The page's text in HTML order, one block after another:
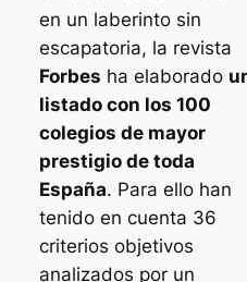
en un laberinto sin
escapatoria, la revista
Forbes ha elaborado
listado con los 100
colegios de mayor
prestigio de toda
España. Para ello han
tenido en cuenta 36
criterios objetivos
analizados por un